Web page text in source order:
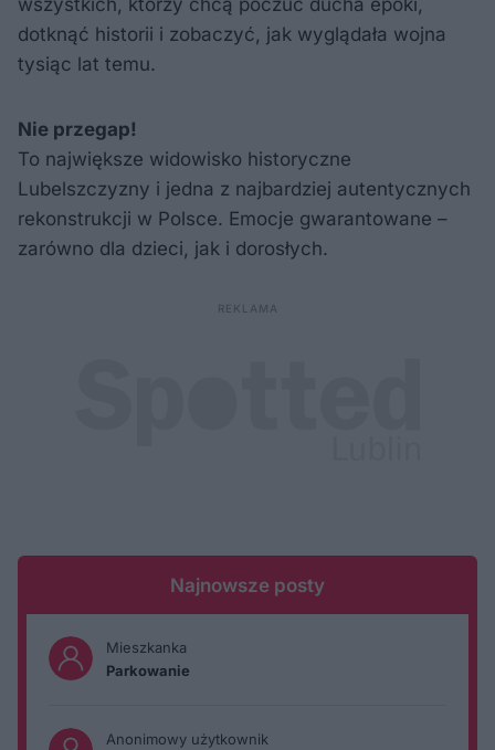
wszystkich, którzy chcą poczuć ducha epoki,
dotknąć historii i zobaczyć, jak wyglądała wojna
tysiąc lat temu.
Nie przegap!
To największe widowisko historyczne
Lubelszczyzny i jedna z najbardziej autentycznych
rekonstrukcji w Polsce. Emocje gwarantowane –
zarówno dla dzieci, jak i dorosłych.
Najnowsze posty
Mieszkanka
Parkowanie
Anonimowy użytkownik